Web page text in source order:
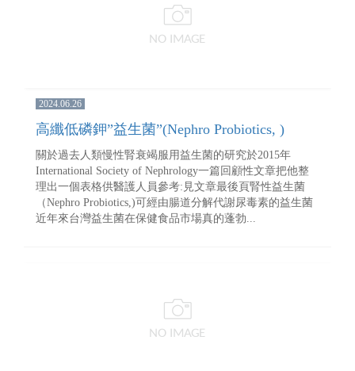
2024.06.26
高纖低磷鉀”益生菌”(Nephro Probiotics, )
關於過去人類慢性腎衰竭服用益生菌的研究於2015年
International Society of Nephrology一篇回顧性文章把他整
理出一個表格供醫護人員參考:見文章最後頁腎性益生菌
（Nephro Probiotics,)可經由腸道分解代謝尿毒素的益生菌
近年來台灣益生菌在保健食品市場真的蓬勃...